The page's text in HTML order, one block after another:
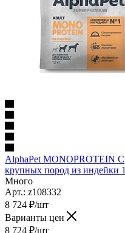
AlphaPet MONOPROTEIN
крупных пород из индейки
Много
Арт.: z108332
8 724 ₽/шт
Варианты цен
8 724 ₽/шт